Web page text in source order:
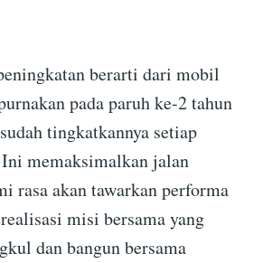
berarti dari mobil
pada paruh ke-2 tahun
tingkatkannya setiap
memaksimalkan jalan
rasa akan tawarkan performa
misi bersama yang
dan bangun bersama